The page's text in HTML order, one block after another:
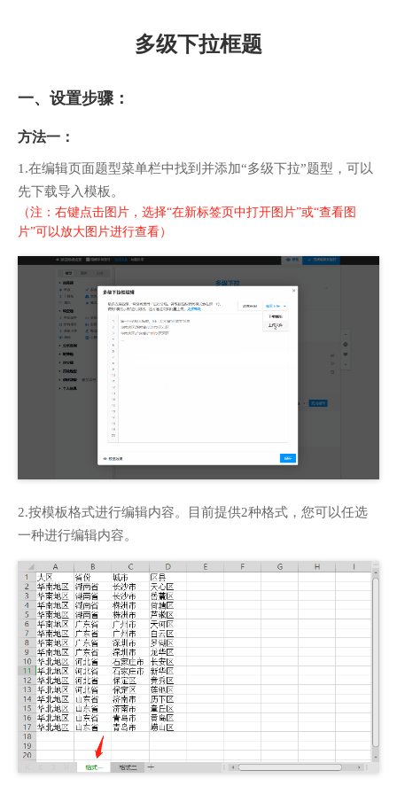
多级下拉框题
一、设置步骤：
方法一：
1.在编辑页面题型菜单栏中找到并添加“多级下拉”题型，可以
先下载导入模板。
（注：右键点击图片，选择“在新标签页中打开图片”或“查看图
片”可以放大图片进行查看）
2.按模板格式进行编辑内容。目前提供2种格式，您可以任选
一种进行编辑内容。